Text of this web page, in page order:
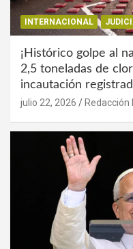
INTERNACIONAL
¡Histórico golpe al
2,5 toneladas de
incautación
julio 22, 2026 Redacción